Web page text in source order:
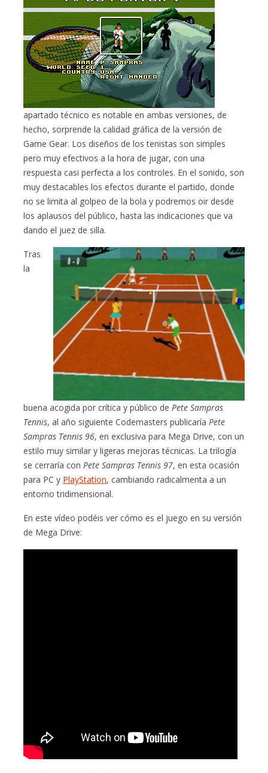
apartado técnico es notable en ambas versiones, de
hecho, sorprende la calidad gráfica de la versión de
Game Gear. Los diseños de los tenistas son simples
pero muy efectivos a la hora de jugar, con una
respuesta casi perfecta a los controles. En el sonido, son
muy destacables los efectos durante el partido, donde
no se limita al golpeo de la bola y podremos oir desde
los aplausos del público, hasta las indicaciones que va
dando el juez de silla.
Tras
la
buena acogida por crítica y público de Pete Sampras
Tennis, al año siguiente Codemasters publicaría Pete
Sampras Tennis 96, en exclusiva para Mega Drive, con un
estilo muy similar y ligeras mejoras técnicas. La trilogía
se cerraría con Pete Sampras Tennis 97, en esta ocasión
para PC y PlayStation, cambiando radicalmenta a un
entorno tridimensional.
En este vídeo podéis ver cómo es el juego en su versión
de Mega Drive: